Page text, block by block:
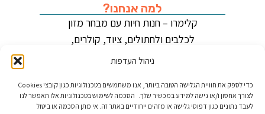
ניהול העדפות
כדי לספק את חוויית הגלישה הטובה ביותר, אנו משתמשים בטכנולוגיות כגון קובצי Cookies
לצורך אחסון ו/או גישה למידע במכשיר שלך. הסכמה לשימוש בטכנולוגיות אלו תאפשר לנו
לעבד נתונים כגון דפוסי גלישה או מזהים ייחודיים באתר זה. אי מתן הסכמה או ביטול
למה אנחנו?
קלימרו – חנות חיות עם מבחר מזון
לכלבים ולחתולים, ציוד, קולרים,
צעצועים ומוצרים משלימים.